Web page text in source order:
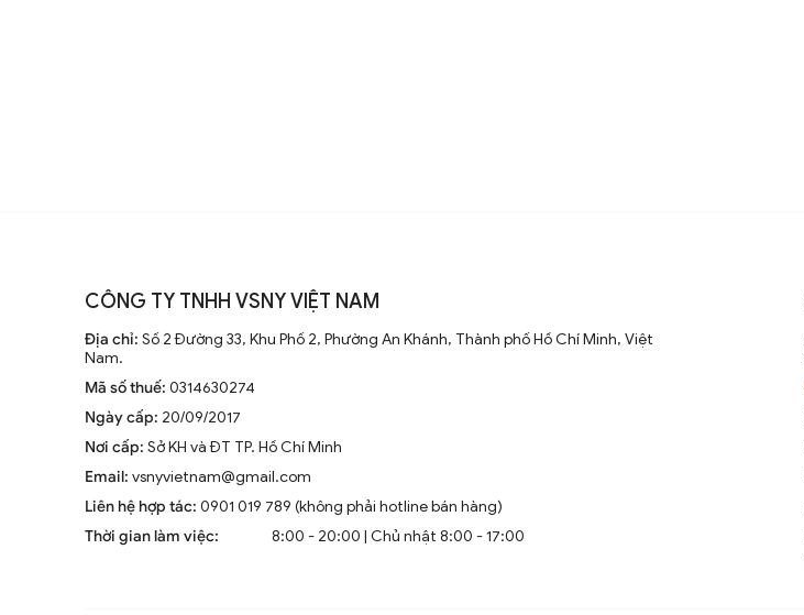
trong nhiều năm mới phải thay thế.
Nhờ bề mặt thủy tinh trong suốt của đèn, ánh sáng được phân bổ đồng đều và chiếu
sáng hết mức công suất. Đặc biệt, lớp kính dày có thể chịu va đập tốt và kháng nước
hoàn toàn.
3. Mica Acrylic
CÔNG TY TNHH VSNY VIỆT NAM
Địa chỉ: Số 2 Đường 33, Khu Phố 2, Phường An Khánh, Thành phố Hồ Chí Minh, Việt
Nam.
Mã số thuế: 0314630274
Ngày cấp: 20/09/2017
Nơi cấp: Sở KH và ĐT TP. Hồ Chí Minh
Email: vsnyvietnam@gmail.com
Liên hệ hợp tác: 0901 019 789 (không phải hotline bán hàng)
Thời gian làm việc:
8:00 - 20:00 | Chủ nhật 8:00 - 17:00